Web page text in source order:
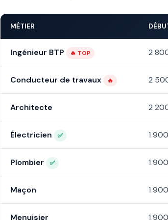
MÉTIER
Ingénieur BTP 🔥 TOP 2
Conducteur de travaux 🔥 2
Architecte 2
Électricien ✅ 1
Plombier ✅ 1
Maçon 1
Menuisier 1